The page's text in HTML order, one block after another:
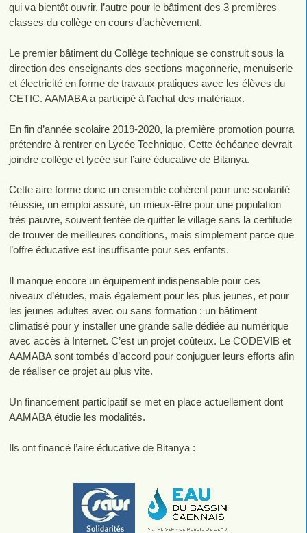
qui va bientôt ouvrir, l’autre pour le bâtiment des 3 premières
classes du collège en cours d’achèvement.
Le premier bâtiment du Collège technique se construit sous la
direction des enseignants des sections maçonnerie, menuiserie
et électricité en forme de travaux pratiques avec les élèves du
CETIC. AAMABA a participé à l’achat des matériaux.
En fin d’année scolaire 2019-2020, la première promotion pourra
prétendre à rentrer en Lycée Technique. Cette échéance devrait
joindre collège et lycée sur l’aire éducative de Bitanya.
Cette aire forme donc un ensemble cohérent pour une scolarité
réussie, un emploi assuré, un mieux-être pour une population
très pauvre, souvent tentée de quitter le village sans la certitude
de trouver de meilleures conditions, mais simplement parce que
l’offre éducative est insuffisante pour ses enfants.
Il manque encore un équipement indispensable pour ces
niveaux d’études, mais également pour les plus jeunes, et pour
les jeunes adultes avec ou sans formation : un bâtiment
climatisé pour y installer une grande salle dédiée au numérique
avec accès à Internet. C’est un projet coûteux. Le CODEVIB et
AAMABA sont tombés d’accord pour conjuguer leurs efforts afin
de réaliser ce projet au plus vite.
Un financement participatif se met en place actuellement dont
AAMABA étudie les modalités.
Ils ont financé l’aire éducative de Bitanya :